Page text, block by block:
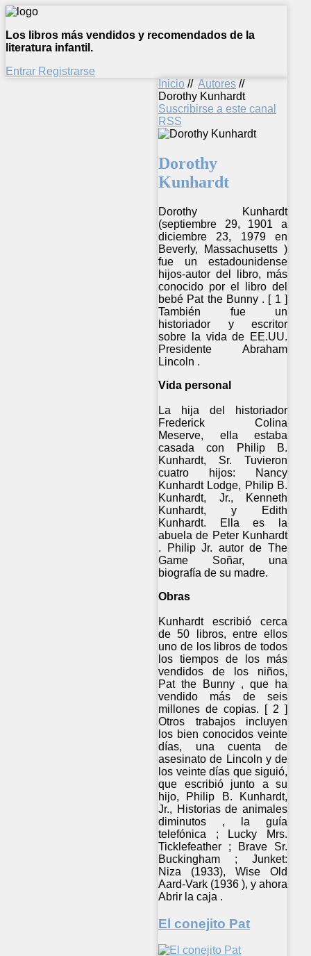
Los libros más vendidos y recomendados de la
literatura infantil.
Entrar Registrarse
Inicio // Autores //
Dorothy Kunhardt
Suscribirse a este canal
RSS
Dorothy
Kunhardt
Dorothy Kunhardt
(septiembre 29, 1901 a
diciembre 23, 1979 en
Beverly, Massachusetts )
fue un estadounidense
hijos-autor del libro, más
conocido por el libro del
bebé Pat the Bunny . [ 1 ]
También fue un
historiador y escritor
sobre la vida de EE.UU.
Presidente Abraham
Lincoln .
Vida personal
La hija del historiador
Frederick Colina
Meserve, ella estaba
casada con Philip B.
Kunhardt, Sr. Tuvieron
cuatro hijos: Nancy
Kunhardt Lodge, Philip B.
Kunhardt, Jr., Kenneth
Kunhardt, y Edith
Kunhardt. Ella es la
abuela de Peter Kunhardt
. Philip Jr. autor de The
Game Soñar, una
biografía de su madre.
Obras
Kunhardt escribió cerca
de 50 libros, entre ellos
uno de los libros de todos
los tiempos de los más
vendidos de los niños,
Pat the Bunny , que ha
vendido más de seis
millones de copias. [ 2 ]
Otros trabajos incluyen
los bien conocidos veinte
días, una cuenta de
asesinato de Lincoln y de
los veinte días que siguió,
que escribió junto a su
hijo, Philip B. Kunhardt,
Jr., Historias de animales
diminutos , la guía
telefónica ; Lucky Mrs.
Ticklefeather ; Brave Sr.
Buckingham ; Junket:
Niza (1933), Wise Old
Aard-Vark (1936 ), y ahora
Abrir la caja .
El conejito Pat